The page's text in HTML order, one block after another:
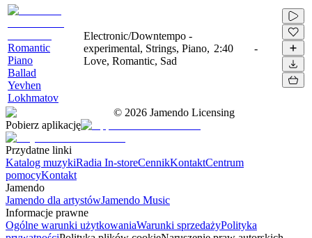
Romantic
Piano
Ballad
Yevhen
Lokhmatov
Electronic/Downtempo -
experimental, Strings, Piano,
Love, Romantic, Sad
2:40 -
© 2026 Jamendo Licensing
Pobierz aplikację
Przydatne linki
Katalog muzykiRadia In-storeCennikKontaktCentrum
pomocyKontakt
Jamendo
Jamendo dla artystówJamendo Music
Informacje prawne
Ogólne warunki użytkowaniaWarunki sprzedażyPolityka